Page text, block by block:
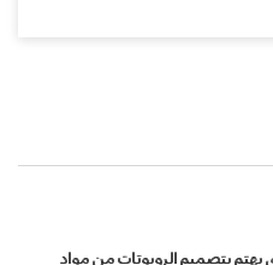
يهتم بتصميم الروبوتات من مواد